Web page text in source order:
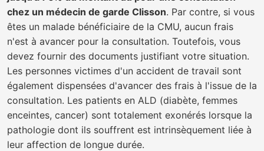
chez un médecin de garde Clisson. Par contre, si vous
êtes un malade bénéficiaire de la CMU, aucun frais
n'est à avancer pour la consultation. Toutefois, vous
devez fournir des documents justifiant votre situation.
Les personnes victimes d'un accident de travail sont
également dispensées d'avancer des frais à l'issue de la
consultation. Les patients en ALD (diabète, femmes
enceintes, cancer) sont totalement exonérés lorsque la
pathologie dont ils souffrent est intrinsèquement liée à
leur affection de longue durée.